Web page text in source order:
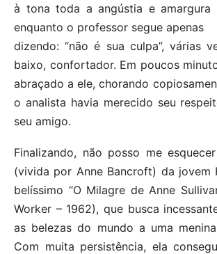
à tona toda a angústia e amargura
enquanto o professor segue apenas
dizendo: “não é sua culpa”, várias
baixo, confortador. Em poucos
abraçado a ele, chorando
o analista havia merecido seu
seu amigo.
Finalizando, não posso me
(vivida por Anne Bancroft) da jovem
belíssimo “O Milagre de Anne
Worker – 1962), que busca
as belezas do mundo a uma
Com muita persistência, ela